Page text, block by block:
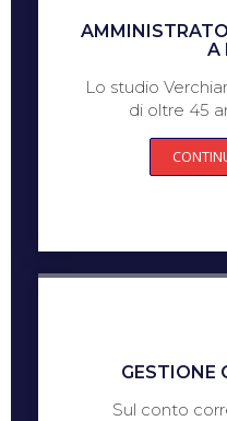
A
Lo studio
di oltre 45
GESTIONE
Sul conto